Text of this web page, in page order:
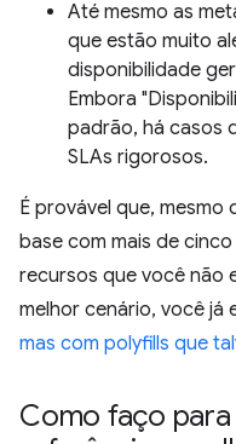
Até mesmo as
que estão muito
disponibilidade
Embora
padrão, há casos
SLAs rigorosos.
É provável que, mesmo
base com mais de
recursos que você não
melhor cenário, você já
mas com polyfills que
Como faço